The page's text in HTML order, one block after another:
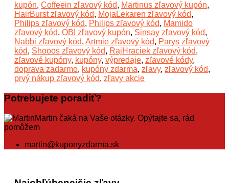
kupón, Coffeein zľavový kód, Martinus zľavový kupón,
HairBurst zľavový kód, MojaLekaren zľavový kód,
Philips zľavový kód, Philips zľavový kód, Mamido
zľavový kód, OBI zľavový kupón, Sinsay zľavový kód,
Nabbi zľavový kód, Artmie zľavový kód, Parys zľavový
kód, Shooos zľavový kód, RajHraciek zľavový kód,
zľavové kupóny, kupóny, výpredaje, zľavové kódy,
doprava zadarmo, kupóny zdarma, zľavy, zľavový kód,
prvý nákup zľavový kód, zľavy akcie
Potrebujete poradiť?
Martin čaká na Vaše otázky. Opýtajte sa, rád
pomôžem
martin@kuponyzdarma.sk